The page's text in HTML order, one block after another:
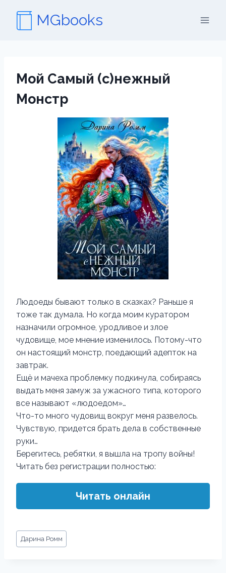
содержимому
MGbooks
Мой Самый (с)нежный
Монстр
Людоеды бывают только в сказках? Раньше я
тоже так думала. Но когда моим куратором
назначили огромное, уродливое и злое
чудовище, мое мнение изменилось. Потому-что
он настоящий монстр, поедающий адепток на
завтрак.
Ещё и мачеха проблемку подкинула, собираясь
выдать меня замуж за ужасного типа, которого
все называют «людоедом»…
Что-то много чудовищ вокруг меня развелось.
Чувствую, придется брать дела в собственные
руки…
Берегитесь, ребятки, я вышла на тропу войны!
Читать без регистрации полностью:
Читать онлайн
Метки
записи:
Дарина Ромм